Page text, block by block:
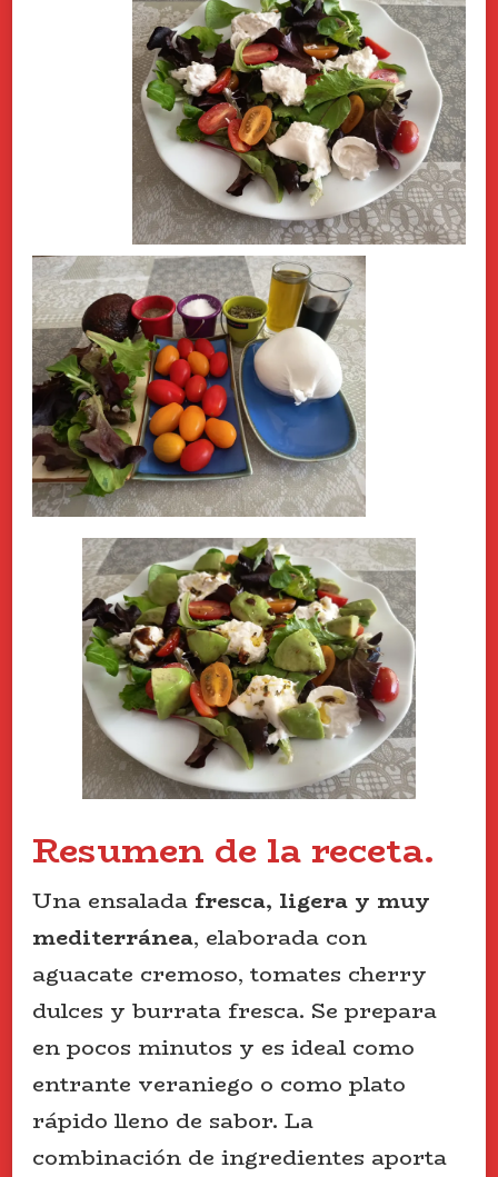
Resumen de la receta.
Una ensalada fresca, ligera y muy
mediterránea, elaborada con
aguacate cremoso, tomates cherry
dulces y burrata fresca. Se prepara
en pocos minutos y es ideal como
entrante veraniego o como plato
rápido lleno de sabor. La
combinación de ingredientes aporta